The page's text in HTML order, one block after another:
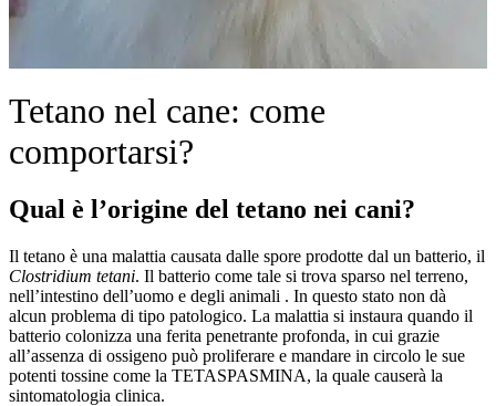
Tetano nel cane: come
comportarsi?
Qual è l’origine del tetano nei cani?
Il tetano è una malattia causata dalle spore prodotte dal un batterio, il
Clostridium tetani. Il batterio come tale si trova sparso nel terreno,
nell’intestino dell’uomo e degli animali . In questo stato non dà
alcun problema di tipo patologico. La malattia si instaura quando il
batterio colonizza una ferita penetrante profonda, in cui grazie
all’assenza di ossigeno può proliferare e mandare in circolo le sue
potenti tossine come la TETASPASMINA, la quale causerà la
sintomatologia clinica.